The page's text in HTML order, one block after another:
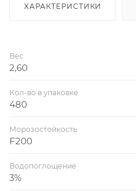
ХАРАКТЕРИСТИКИ
Вес
2,60
Кол-во в упаковке
480
Морозостойкость
F200
Водопоглощение
3%